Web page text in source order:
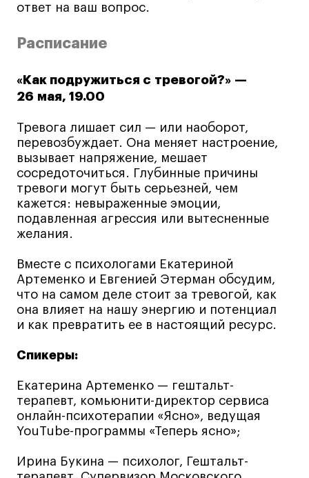
Долгосрочные
О школе
События
Блог
Преподаватели
Лицензии и аккредитации
Для прессы
Ресурсы
Связи с индустрией
Вакансии
Контакты
Поступающим
Условия поступления
Стоимость обучения
Иностранным студентам
Вопросы и ответы
ответ на ваш вопрос.
Расписание
«Как подружиться с тревогой?» —
26 мая, 19.00
Тревога лишает сил — или наоборот,
перевозбуждает. Она меняет настроение,
вызывает напряжение, мешает
сосредоточиться. Глубинные причины
тревоги могут быть серьезней, чем
кажется: невыраженные эмоции,
подавленная агрессия или вытесненные
желания.
Вместе с психологами Екатериной
Артеменко и Евгенией Этерман обсудим,
что на самом деле стоит за тревогой, как
она влияет на нашу энергию и потенциал
и как превратить ее в настоящий ресурс.
Спикеры:
Екатерина Артеменко — гештальт-
терапевт, комьюнити-директор сервиса
онлайн-психотерапии «Ясно», ведущая
YouTube-программы «Теперь ясно»;
Ирина Букина — психолог, Гештальт-